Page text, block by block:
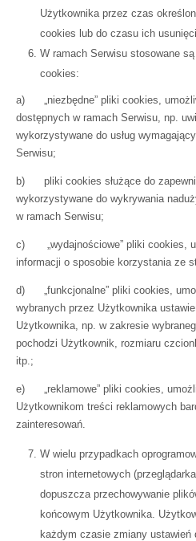
Użytkownika przez czas
cookies lub do czasu ich
W ramach Serwisu stosowane
cookies:
a) „niezbędne” pliki cookies,
dostępnych w ramach Serwisu, np.
wykorzystywane do usług
Serwisu;
b) pliki cookies służące do
wykorzystywane do wykrywania
w ramach Serwisu;
c) „wydajnościowe” pliki cookies,
informacji o sposobie korzystania ze
d) „funkcjonalne” pliki cookies,
wybranych przez Użytkownika
Użytkownika, np. w zakresie
pochodzi Użytkownik, rozmiaru
itp.;
e) „reklamowe” pliki cookies,
Użytkownikom treści reklamowych
zainteresowań.
W wielu przypadkach
stron internetowych
dopuszcza przechowywanie
końcowym Użytkownika.
każdym czasie zmiany